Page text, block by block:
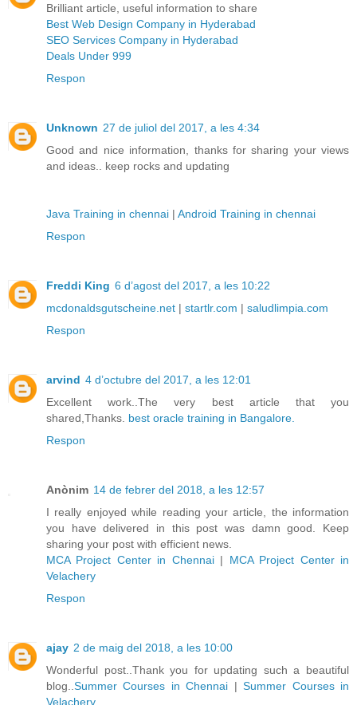
Brilliant article, useful information to share
Best Web Design Company in Hyderabad
SEO Services Company in Hyderabad
Deals Under 999
Respon
Unknown 27 de juliol del 2017, a les 4:34
Good and nice information, thanks for sharing your views
and ideas.. keep rocks and updating
Java Training in chennai | Android Training in chennai
Respon
Freddi King 6 d’agost del 2017, a les 10:22
mcdonaldsgutscheine.net | startlr.com | saludlimpia.com
Respon
arvind 4 d’octubre del 2017, a les 12:01
Excellent work..The very best article that you
shared,Thanks. best oracle training in Bangalore.
Respon
Anònim 14 de febrer del 2018, a les 12:57
I really enjoyed while reading your article, the information
you have delivered in this post was damn good. Keep
sharing your post with efficient news.
MCA Project Center in Chennai| MCA Project Center in
Velachery
Respon
ajay 2 de maig del 2018, a les 10:00
Wonderful post..Thank you for updating such a beautiful
blog.. Summer Courses in Chennai |Summer Courses in
Velachery